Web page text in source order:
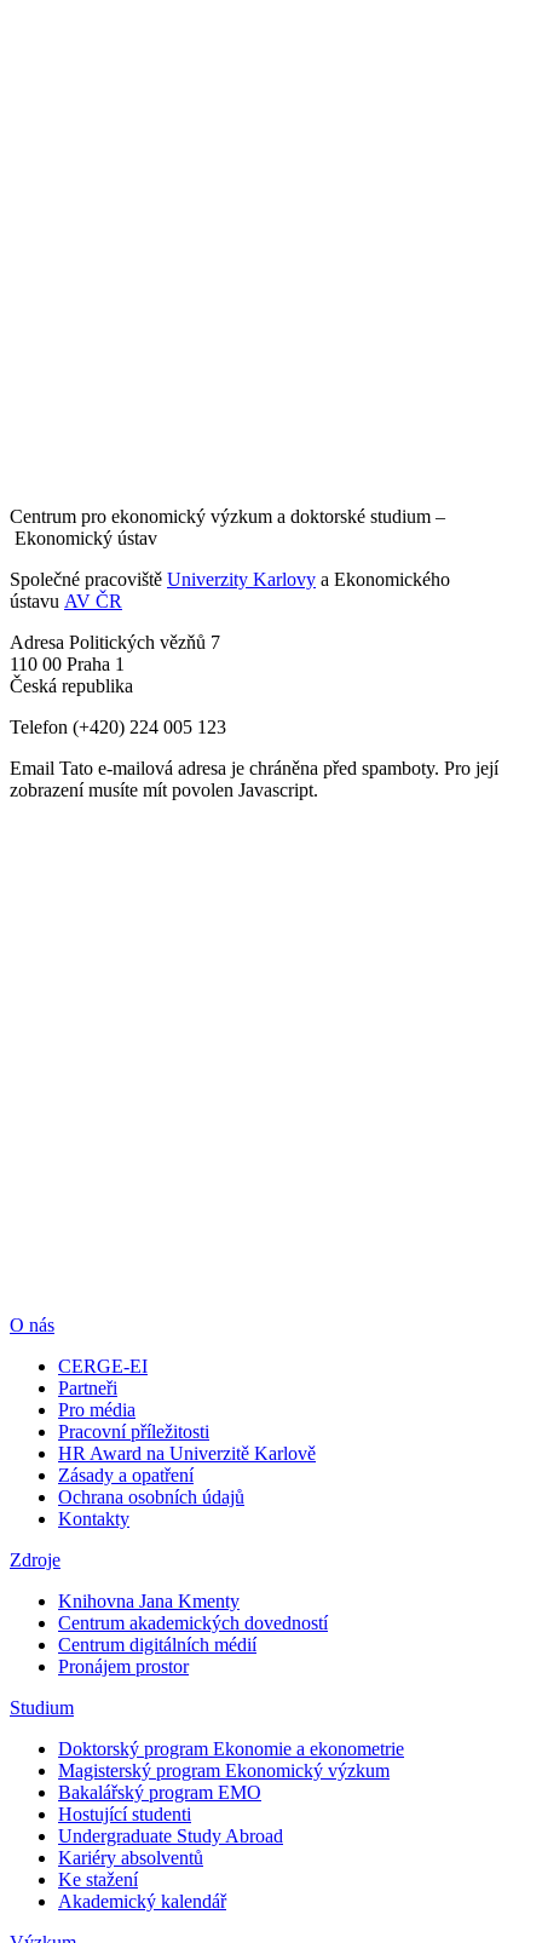
Centrum pro ekonomický výzkum a doktorské studium –
Ekonomický ústav
Společné pracoviště Univerzity Karlovy a Ekonomického
ústavu AV ČR
Adresa Politických vězňů 7
110 00 Praha 1
Česká republika
Telefon (+420) 224 005 123
Email Tato e-mailová adresa je chráněna před spamboty. Pro její
zobrazení musíte mít povolen Javascript.
O nás
CERGE-EI
Partneři
Pro média
Pracovní příležitosti
HR Award na Univerzitě Karlově
Zásady a opatření
Ochrana osobních údajů
Kontakty
Zdroje
Knihovna Jana Kmenty
Centrum akademických dovedností
Centrum digitálních médií
Pronájem prostor
Studium
Doktorský program Ekonomie a ekonometrie
Magisterský program Ekonomický výzkum
Bakalářský program EMO
Hostující studenti
Undergraduate Study Abroad
Kariéry absolventů
Ke stažení
Akademický kalendář